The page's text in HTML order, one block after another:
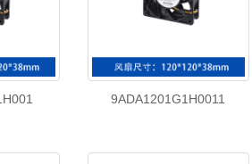
9ADA1201G1H0011